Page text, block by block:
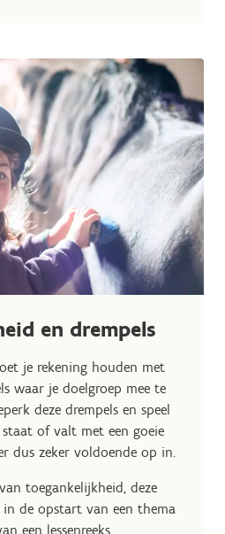
en drempels
je rekening houden met
waar je doelgroep mee te
deze drempels en speel
of valt met een goeie
dus zeker voldoende op in.
toegankelijkheid, deze
in de opstart van een thema
een lessenreeks,